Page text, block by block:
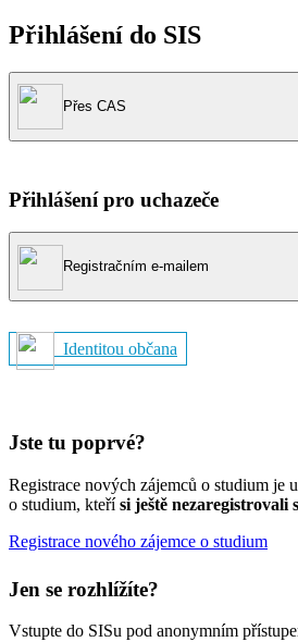
Přihlášení do SIS
Přes CAS
Přihlášení pro uchazeče
Registračním e-mailem
Identitou občana
Jste tu poprvé?
Registrace nových zájemců o studium je
o studium, kteřísi ještě nezaregistrovali
Registrace nového zájemce o studium
Jen se rozhlížíte?
Vstupte do SISu pod anonymním